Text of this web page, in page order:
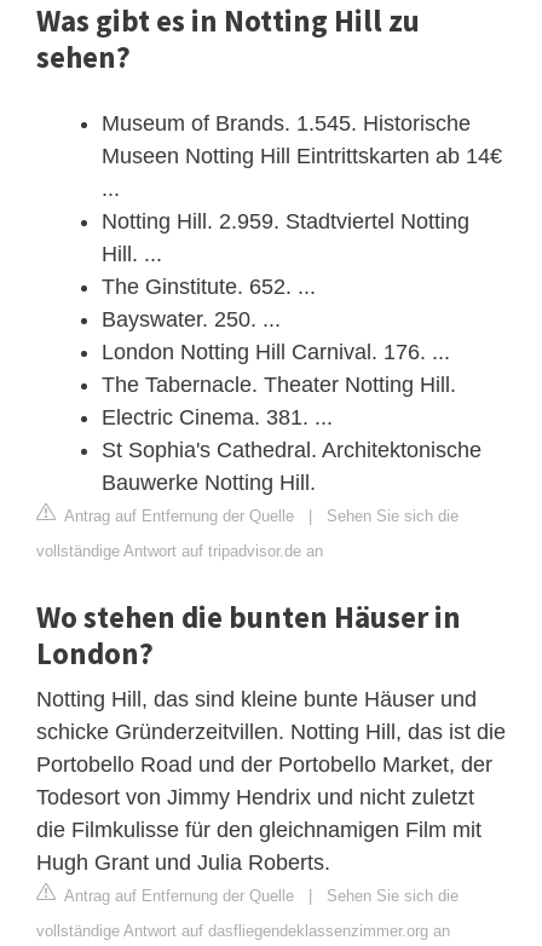
Was gibt es in Notting Hill zu
sehen?
Museum of Brands. 1.545. Historische
Museen Notting Hill Eintrittskarten ab 14€
...
Notting Hill. 2.959. Stadtviertel Notting
Hill. ...
The Ginstitute. 652. ...
Bayswater. 250. ...
London Notting Hill Carnival. 176. ...
The Tabernacle. Theater Notting Hill.
Electric Cinema. 381. ...
St Sophia's Cathedral. Architektonische
Bauwerke Notting Hill.
Antrag auf Entfernung der Quelle
Sehen Sie sich die
vollständige Antwort auf tripadvisor.de an
Wo stehen die bunten Häuser in
London?
Notting Hill, das sind kleine bunte Häuser und
schicke Gründerzeitvillen. Notting Hill, das ist die
Portobello Road und der Portobello Market, der
Todesort von Jimmy Hendrix und nicht zuletzt
die Filmkulisse für den gleichnamigen Film mit
Hugh Grant und Julia Roberts.
Antrag auf Entfernung der Quelle
Sehen Sie sich die
vollständige Antwort auf dasfliegendeklassenzimmer.org an